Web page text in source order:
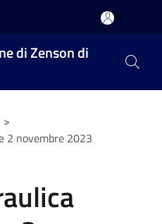
di Zenson di
>
2 novembre 2023